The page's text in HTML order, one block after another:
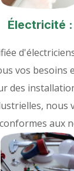
Électricité :
vos besoins
des
nous
aux